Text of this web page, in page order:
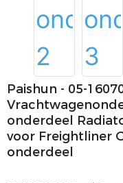
Paishun - 05-
onderdeel
voor Freightliner
onderdeel